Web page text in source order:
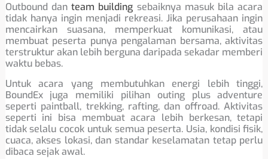
Outbound danteam building sebaiknya masuk bila acara
tidak hanya ingin menjadi rekreasi. Jika perusahaan ingin
mencairkan suasana, memperkuat komunikasi, atau
membuat peserta punya pengalaman bersama, aktivitas
terstruktur akan lebih berguna daripada sekadar memberi
waktu bebas.
Untuk acara yang membutuhkan energi lebih tinggi,
BoundEx juga memiliki pilihan outing plus adventure
seperti paintball, trekking, rafting, dan offroad. Aktivitas
seperti ini bisa membuat acara lebih berkesan, tetapi
tidak selalu cocok untuk semua peserta. Usia, kondisi fisik,
cuaca, akses lokasi, dan standar keselamatan tetap perlu
dibaca sejak awal.